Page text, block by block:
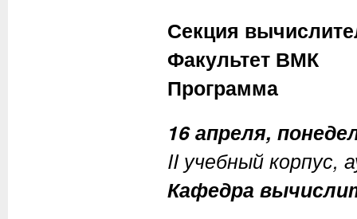
Секция
Факультет ВМК
Программа
16 апреля,
II учебный корпус,
Кафедра